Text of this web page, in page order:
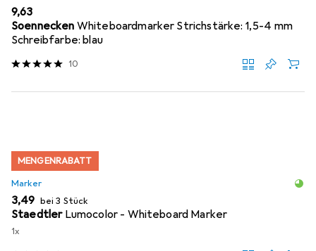
EUR
9,63
Soennecken Whiteboardmarker Strichstärke: 1,5-4 mm
Schreibfarbe: blau
10
MENGENRABATT
Marker
EUR
3,49 bei 3 Stück
Staedtler Lumocolor - Whiteboard Marker
1x